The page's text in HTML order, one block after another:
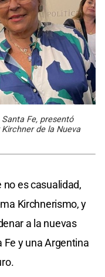
Fe, presentó
de la Nueva
no es casualidad,
Kirchnerismo, y
a la nuevas
Fe y una Argentina